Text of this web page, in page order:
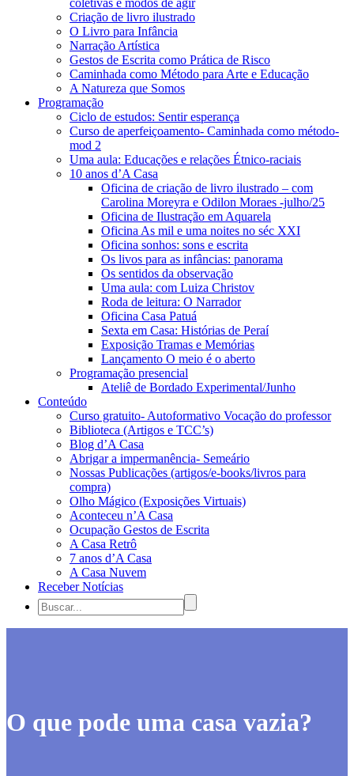
coletivas e modos de agir
Criação de livro ilustrado
O Livro para Infância
Narração Artística
Gestos de Escrita como Prática de Risco
Caminhada como Método para Arte e Educação
A Natureza que Somos
Programação
Ciclo de estudos: Sentir esperança
Curso de aperfeiçoamento- Caminhada como método-
mod 2
Uma aula: Educações e relações Étnico-raciais
10 anos d’A Casa
Oficina de criação de livro ilustrado – com
Carolina Moreyra e Odilon Moraes -julho/25
Oficina de Ilustração em Aquarela
Oficina As mil e uma noites no séc XXI
Oficina sonhos: sons e escrita
Os livos para as infâncias: panorama
Os sentidos da observação
Uma aula: com Luiza Christov
Roda de leitura: O Narrador
Oficina Casa Patuá
Sexta em Casa: Histórias de Peraí
Exposição Tramas e Memórias
Lançamento O meio é o aberto
Programação presencial
Ateliê de Bordado Experimental/Junho
Conteúdo
Curso gratuito- Autoformativo Vocação do professor
Biblioteca (Artigos e TCC’s)
Blog d’A Casa
Abrigar a impermanência- Semeário
Nossas Publicações (artigos/e-books/livros para
compra)
Olho Mágico (Exposições Virtuais)
Aconteceu n’A Casa
Ocupação Gestos de Escrita
A Casa Retrô
7 anos d’A Casa
A Casa Nuvem
Receber Notícias
O que pode uma casa vazia?